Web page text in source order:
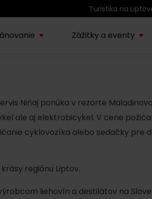
Turistika na
Liptove
Zážitky a eventy
08.
2026
20.
Region Liptov
AUG
15.
Vodný park Tatralandia
Tatralandii – letný
Niňaj ponúka v rezorte
ale aj elektrobicykel. V cene
cyklovozíka alebo sedačky pre
regiónu Liptov.
liehovín a destilátov na